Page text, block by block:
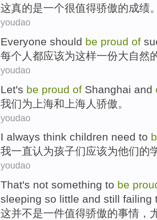
这真的是一个很值得骄傲的成绩
youdao
Everyone should be proud of
每个人都应该为这样一份大自然
youdao
Let's be proud of Shanghai and
我们为 上海和 上海人 骄傲 。
youdao
I always think children need to
我一直认为孩子们应该为他们的
youdao
That's not something to be
sleeping so little and still failing
这并不是一件值得骄傲的事情，